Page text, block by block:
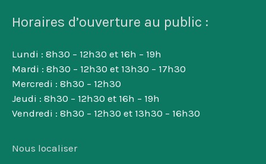
Horaires d’ouverture au public :
Lundi : 8h30 – 12h30 et 16h – 19h
Mardi : 8h30 – 12h30 et 13h30 – 17h30
Mercredi : 8h30 – 12h30
Jeudi : 8h30 – 12h30 et 16h – 19h
Vendredi : 8h30 – 12h30 et 13h30 – 16h30
Nous localiser